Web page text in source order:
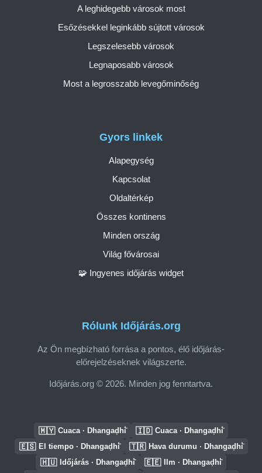
Rólunk Időjárás.org
Az Ön megbízható forrása a pontos, élő időjárás-
előrejelzéseknek világszerte.
Időjárás.org © 2026. Minden jog fenntartva.
Gyors linkek
Alapegység
Kapcsolat
Oldaltérkép
Összes kontinens
Minden ország
Világ fővárosai
🧩 Ingyenes időjárás widget
A leghidegebb városok most
Esőzésekkel leginkább sújtott városok
Legszelesebb városok
Legnaposabb városok
Most a legrosszabb levegőminőség
🇲🇾 Cuaca · Dhangaḍhi̇̄ 🇮🇩 Cuaca · Dhangaḍhi̇̄
🇪🇸 El tiempo · Dhangaḍhi̇̄ 🇹🇷 Hava durumu · Dhangaḍhi̇̄
🇭🇺 Időjárás · Dhangaḍhi̇̄ 🇪🇪 Ilm · Dhangaḍhi̇̄